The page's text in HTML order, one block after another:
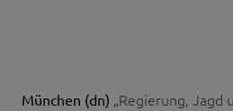
München (dn) „Regierung, Jagd